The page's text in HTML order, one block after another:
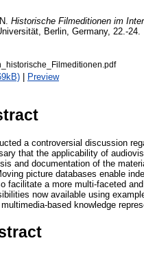
Historische Filmeditionen im
Berlin, Germany, 22.-
| Preview
a controversial discussion
that the applicability of
and documentation of the
picture databases enable
facilitate a more multi-faceted
now available using
based knowledge